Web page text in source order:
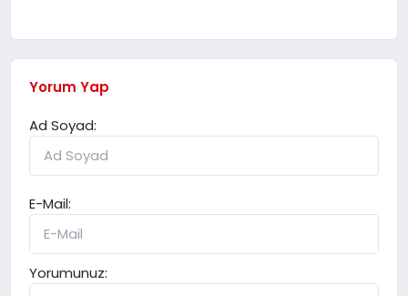
Yorum Yap
Ad Soyad:
E-Mail:
Yorumunuz: